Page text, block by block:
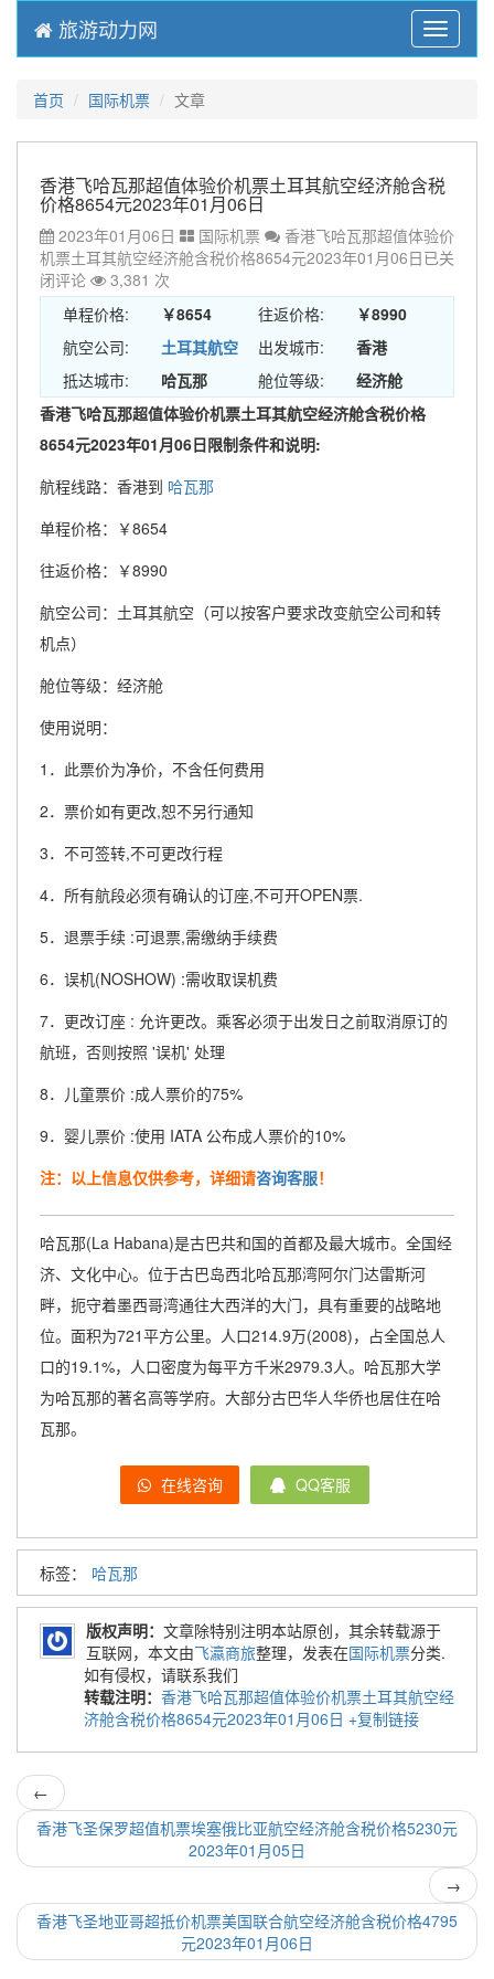
Menu
旅游动力网
首页 国际机票 文章
香港飞哈瓦那超值体验价机票土耳其航空经济舱含税
价格8654元2023年01月06日
2023年01月06日 国际机票
香港飞哈瓦那超值体验价
机票土耳其航空经济舱含税价格8654元2023年01月06日已关
闭评论
3,381 次
单程价格:
￥8654 往返价格:
￥8990
航空公司:
土耳其航空 出发城市:
香港
抵达城市:
哈瓦那 舱位等级:
经济舱
香港飞哈瓦那超值体验价机票土耳其航空经济舱含税价格
8654元2023年01月06日限制条件和说明:
航程线路：香港到 哈瓦那
单程价格：￥8654
往返价格：￥8990
航空公司：土耳其航空（可以按客户要求改变航空公司和转
机点）
舱位等级：经济舱
使用说明：
1．此票价为净价，不含任何费用
2．票价如有更改,恕不另行通知
3．不可签转,不可更改行程
4．所有航段必须有确认的订座,不可开OPEN票.
5．退票手续 :可退票,需缴纳手续费
6．误机(NOSHOW) :需收取误机费
7．更改订座 : 允许更改。乘客必须于出发日之前取消原订的
航班，否则按照 '误机' 处理
8．儿童票价 :成人票价的75%
9．婴儿票价 :使用 IATA 公布成人票价的10%
注：以上信息仅供参考，详细请咨询客服！
哈瓦那(La Habana)是古巴共和国的首都及最大城市。全国经
济、文化中心。位于古巴岛西北哈瓦那湾阿尔门达雷斯河
畔，扼守着墨西哥湾通往大西洋的大门，具有重要的战略地
位。面积为721平方公里。人口214.9万(2008)，占全国总人
口的19.1%，人口密度为每平方千米2979.3人。哈瓦那大学
为哈瓦那的著名高等学府。大部分古巴华人华侨也居住在哈
瓦那。
在线咨询 QQ客服
标签： 哈瓦那
版权声明： 文章除特别注明本站原创，其余转载源于
互联网，本文由飞瀛商旅整理，发表在国际机票分类.
如有侵权，请联系我们
转载注明： 香港飞哈瓦那超值体验价机票土耳其航空经
济舱含税价格8654元2023年01月06日 +复制链接
←
香港飞圣保罗超值机票埃塞俄比亚航空经济舱含税价格5230元
2023年01月05日
→
香港飞圣地亚哥超抵价机票美国联合航空经济舱含税价格4795
元2023年01月06日